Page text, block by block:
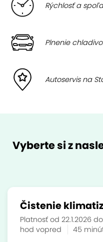
Rýchlosť a
Plnenie
Autoservis na
Vyberte si z
Čistenie
Platnosť od 22.1.2026 do
hod vopred
45